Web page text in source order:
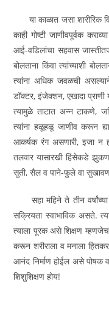
या काळात जसा शारीरिक
काही गोष्टी जाणीवपूर्वक
आई-वडिलांचा सहवास
बोलताना किंवा त्यांच्याशी
त्यांना अधिक जवळची
डॉक्टर, इंजेक्शन, एखादा प्राणी
त्यामुळे ताटात अन्न टाकणे,
त्यांना हळूहळू जाणीव करून
आकर्षक रंग असणारी, इजा न
तलवार यासारखी हिंसेकडे
सुती, सैल व पाने-फुले वा
सहा महिने ते तीन
सक्रियता स्वाभाविक असते.
त्याला पूरक असे शिक्षण
करून शरीराला व मनाला
आनंद निर्माण होईल असे पोषक
शिशुशिक्षण होय!